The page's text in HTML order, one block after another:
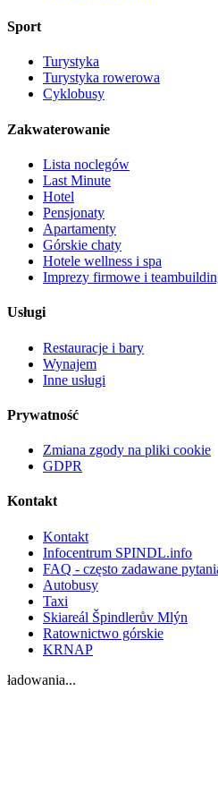
Sport
Turystyka
Turystyka rowerowa
Cyklobusy
Zakwaterowanie
Lista noclegów
Last Minute
Hotel
Pensjonaty
Apartamenty
Górskie chaty
Hotele wellness i spa
Imprezy firmowe i
Usługi
Restauracje i bary
Wynajem
Inne usługi
Prywatność
Zmiana zgody na pliki cookie
GDPR
Kontakt
Kontakt
Infocentrum SPINDL.info
FAQ - często zadawane
Autobusy
Taxi
Skiareál Špindlerův Mlýn
Ratownictwo górskie
KRNAP
ładowania...